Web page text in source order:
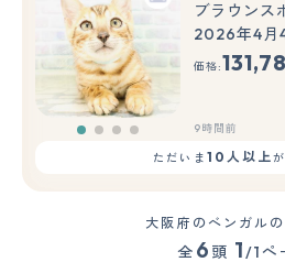
ブラウンス
2026年4月
価格:
9時間前
ただいま 10人以上
大阪府のベンガル
全 6 頭 1/1ペ